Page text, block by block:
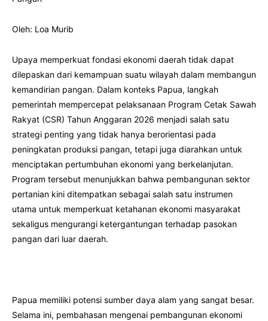
Oleh: Loa Murib
Upaya memperkuat fondasi ekonomi daerah tidak dapat
dilepaskan dari kemampuan suatu wilayah dalam membangun
kemandirian pangan. Dalam konteks Papua, langkah
pemerintah mempercepat pelaksanaan Program Cetak Sawah
Rakyat (CSR) Tahun Anggaran 2026 menjadi salah satu
strategi penting yang tidak hanya berorientasi pada
peningkatan produksi pangan, tetapi juga diarahkan untuk
menciptakan pertumbuhan ekonomi yang berkelanjutan.
Program tersebut menunjukkan bahwa pembangunan sektor
pertanian kini ditempatkan sebagai salah satu instrumen
utama untuk memperkuat ketahanan ekonomi masyarakat
sekaligus mengurangi ketergantungan terhadap pasokan
pangan dari luar daerah.
Papua memiliki potensi sumber daya alam yang sangat besar.
Selama ini, pembahasan mengenai pembangunan ekonomi